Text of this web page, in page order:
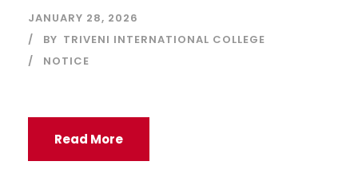
JANUARY 28, 2026
BY TRIVENI INTERNATIONAL COLLEGE
NOTICE
Read More